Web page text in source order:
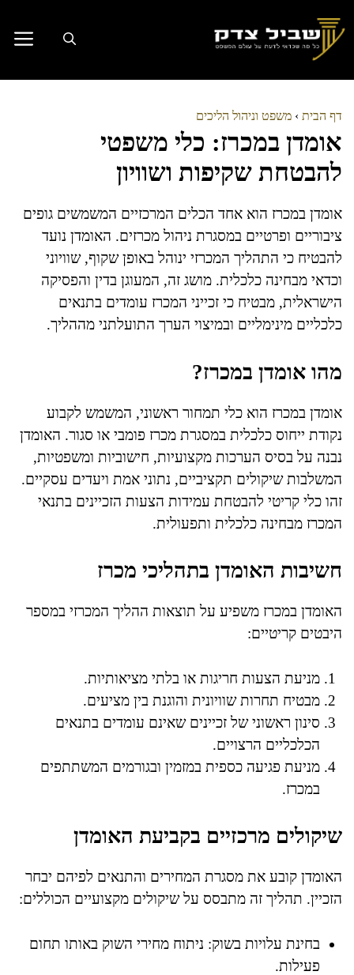
לתוכן
דף הבית › משפט וניהול הליכים
אומדן במכרז: כלי משפטי
להבטחת שקיפות ושוויון
אומדן במכרז הוא אחד הכלים המרכזיים המשמשים גופים
ציבוריים ופרטיים במסגרת ניהול מכרזים. האומדן נועד
להבטיח כי התהליך המכרזי ינוהל באופן שקוף, שוויוני
וכדאי מבחינה כלכלית. מושג זה, המעוגן בדין והפסיקה
הישראלית, מבטיח כי זכייני המכרז עומדים בתנאים
כלכליים מינימליים ובמיצוי הערך התועלתני מההליך.
מהו אומדן במכרז?
אומדן במכרז הוא כלי תמחור ראשוני, המשמש לקבוע
נקודת ייחוס כלכלית במסגרת מכרז פומבי או סגור. האומדן
נבנה על בסיס הערכות מקצועיות, חישוביות ומשפטיות,
המשלבות שיקולים תקציביים, נתוני אמת ויעדים עסקיים.
זהו כלי קריטי להבטחת עמידות הצעות הזכיינים בתנאי
המכרז מבחינה כלכלית ותפעולית.
חשיבות האומדן בתהליכי מכרז
האומדן במכרז משפיע על תוצאות ההליך המכרזי במספר
היבטים קריטיים:
מניעת הצעות חריגות או בלתי מציאותיות.
מבטיח תחרות שוויונית והוגנת בין מציעים.
סינון ראשוני של זכיינים שאינם עומדים בתנאים
הכלכליים הרצויים.
מניעת פגיעה כספית במזמין ובגורמים המשתתפים
במכרז.
שיקולים מרכזיים בקביעת האומדן
האומדן קובע את מסגרת המחירים והתנאים לפיהם יבחר
הזכיין. תהליך זה מתבסס על שיקולים מקצועיים הכוללים:
בחינת עלויות בשוק: ניתוח מחירי השוק באותו תחום
פעילות.